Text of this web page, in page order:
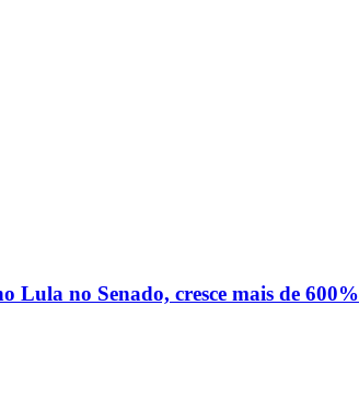
Lula no Senado, cresce mais de